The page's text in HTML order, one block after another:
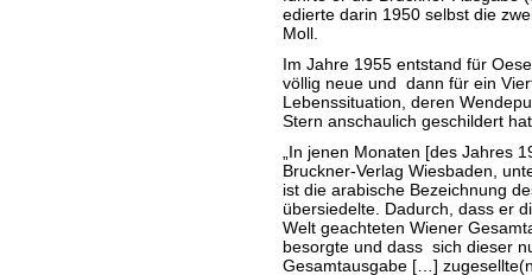
edierte darin 1950 selbst die
Moll.
Im Jahre 1955 entstand für
völlig neue und dann für ein
Lebenssituation, deren
Stern anschaulich geschildert
„In jenen Monaten [des Jahres
Bruckner-Verlag Wiesbaden,
ist die arabische Bezeichnung
übersiedelte. Dadurch, dass er
Welt geachteten Wiener
besorgte und dass sich dieser
Gesamtausgabe […]